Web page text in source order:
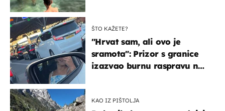
ŠTO KAŽETE?
"Hrvat sam, ali ovo je
sramota": Prizor s granice
izazvao burnu raspravu na
KAO IZ PIŠTOLJA